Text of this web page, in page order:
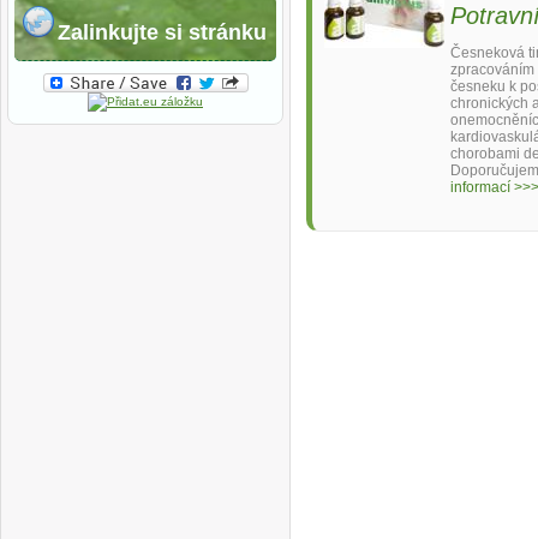
Česneková
zpracováním
česneku k
chronických
chorobami
informací >>>
Zalinkujte si stránku